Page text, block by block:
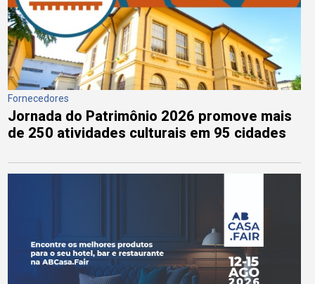
Fornecedores
Jornada do Patrimônio 2026 promove mais
de 250 atividades culturais em 95 cidades